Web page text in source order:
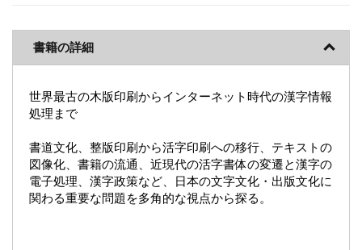
書籍の詳細
世界最古の木版印刷からインターネット時代の漢字情報
処理まで
書道文化、整版印刷から活字印刷への移行、テキストの
図像化、書籍の流通、近現代の活字書体の変遷と漢字の
電子処理、漢字政策など、日本の文字文化・出版文化に
関わる重要な問題を多角的な視点から探る。